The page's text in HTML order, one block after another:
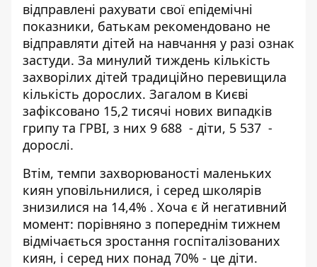
відправлені рахувати свої епідемічні
показники, батькам рекомендовано не
відправляти дітей на навчання у разі ознак
застуди. За минулий тиждень кількість
захворілих дітей традиційно перевищила
кількість дорослих. Загалом в Києві
зафіксовано 15,2 тисячі нових випадків
грипу та ГРВІ, з них 9 688 - діти, 5 537 -
дорослі.
Втім, темпи захворюваності маленьких
киян уповільнилися, і серед школярів
знизилися на 14,4% . Хоча є й негативний
момент: порівняно з попереднім тижнем
відмічається зростання госпіталізованих
киян, і серед них понад 70% - це діти.